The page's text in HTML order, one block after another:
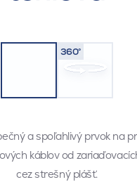
360°
a spoľahlivý prvok na
káblov od
cez strešný plášť.